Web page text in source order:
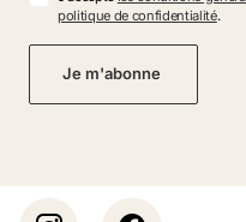
politique de confidentialité.
Je m'abonne